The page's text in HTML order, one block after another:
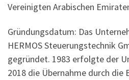
Vereinigten Arabischen
Gründungsdatum: Das
HERMOS Steuerungstechnik
gegründet. 1983 erfolgte der
2018 die Übernahme durch die